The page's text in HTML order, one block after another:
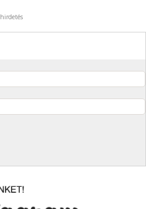
hirdetés